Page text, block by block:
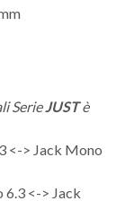
SerieJUSTè
<-> Jack Mono
6.3 <-> Jack